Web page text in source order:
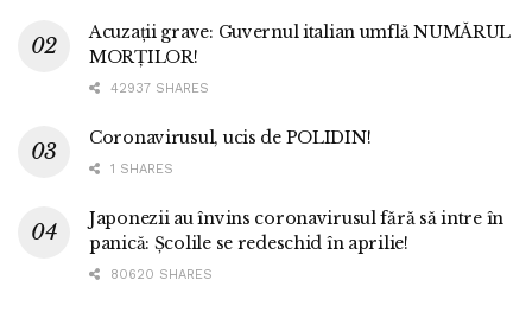
Acuzații grave: Guvernul italian umflă NUMĂRUL
MORȚILOR!
42937 SHARES
Coronavirusul, ucis de POLIDIN!
1 SHARES
Japonezii au învins coronavirusul fără să intre în
panică: Școlile se redeschid în aprilie!
80620 SHARES